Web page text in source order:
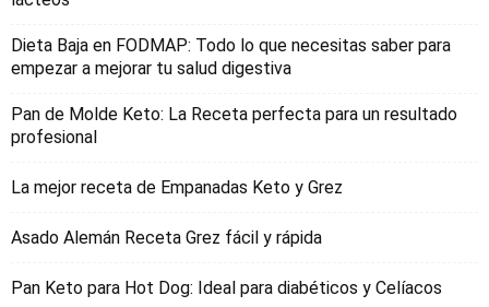
Dieta Baja en FODMAP: Todo lo que necesitas saber para
empezar a mejorar tu salud digestiva
Pan de Molde Keto: La Receta perfecta para un resultado
profesional
La mejor receta de Empanadas Keto y Grez
Asado Alemán Receta Grez fácil y rápida
Pan Keto para Hot Dog: Ideal para diabéticos y Celíacos